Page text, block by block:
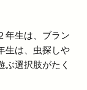
年生は、ブラン
生は、虫探しや
ぶ選択肢がたく